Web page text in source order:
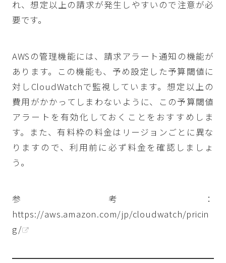
れ、想定以上の請求が発生しやすいので注意が必
要です。
AWSの管理機能には、請求アラート通知の機能が
あります。この機能も、予め設定した予算閾値に
対しCloudWatchで監視しています。想定以上の
費用がかかってしまわないように、この予算閾値
アラートを有効化しておくことをおすすめしま
す。また、有料枠の料金はリージョンごとに異な
りますので、利用前に必ず料金を確認しましょ
う。
参考：
https://aws.amazon.com/jp/cloudwatch/pricin
g/